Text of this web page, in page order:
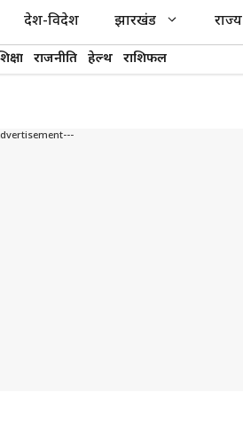
देश-विदेश झारखंड राज्य
राजनीति हेल्थ राशिफल